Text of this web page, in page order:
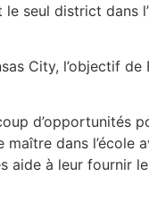
seul district dans
City, l’objectif de
d’opportunités
dans l’école
aide à leur fournir